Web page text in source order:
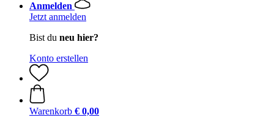
Anmelden
Jetzt anmelden
Bist du neu hier?
Konto erstellen
Warenkorb € 0,00